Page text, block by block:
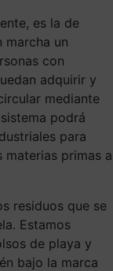
es la de
marcha un
con
adquirir y
mediante
podrá
para
primas a
residuos que se
Estamos
de playa y
bajo la marca